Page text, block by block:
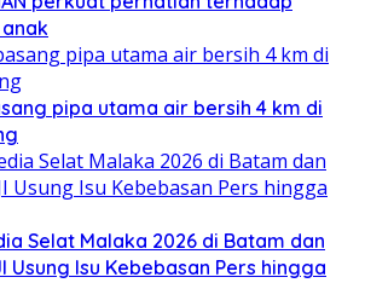
pipa utama air bersih 4 km di
Selat Malaka 2026 di Batam dan
Usung Isu Kebebasan Pers hingga